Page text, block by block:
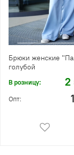
Брюки женские
голубой
В розницу: 2
Опт: